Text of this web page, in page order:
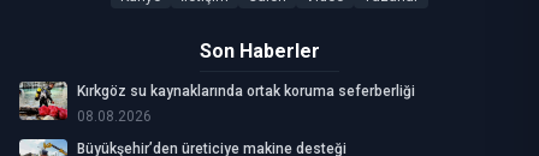
Son Haberler
Kırkgöz su kaynaklarında ortak koruma seferberliği
08.08.2026
Büyükşehir’den üreticiye makine desteği